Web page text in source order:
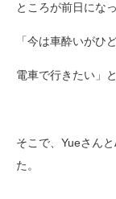
ところが前日になっ
「今は車酔いがひ
電車で行きたい」
そこで、Yueさん
た。